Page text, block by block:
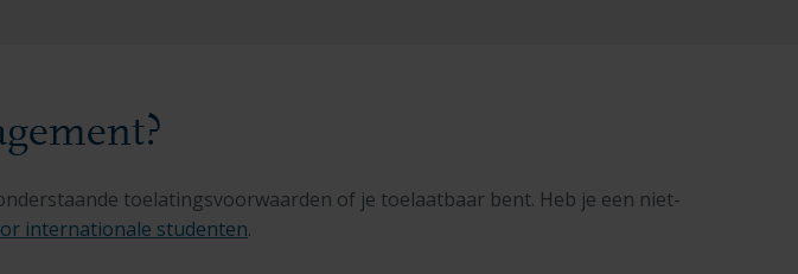
toelatingsvoorwaarden of je toelaatbaar bent. Heb je een niet-
internationale studenten.